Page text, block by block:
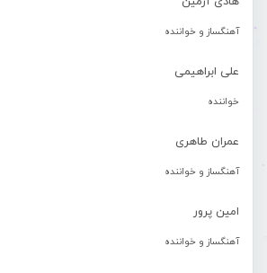
آهنگساز و خواننده
علی ابراهیمی
خواننده
عمران طاهری
آهنگساز و خواننده
امین پرور
آهنگساز و خواننده